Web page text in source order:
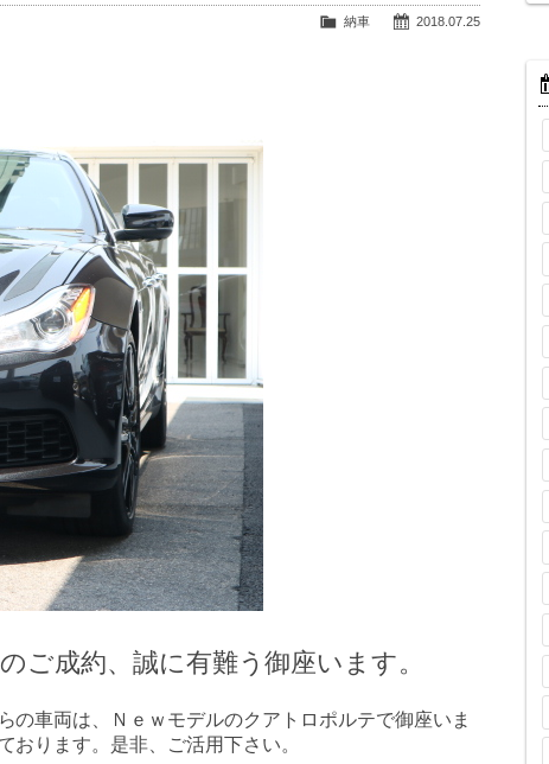
2018.07.25
納車
成約、誠に有難う御座います。
車両は、Ｎｅｗモデルのクアトロポルテで御座いま
ります。是非、ご活用下さい。